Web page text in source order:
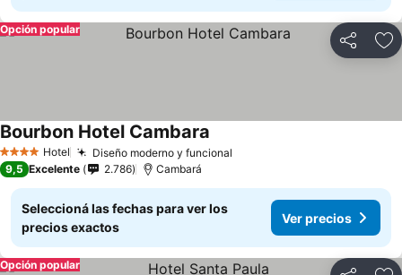
Compartir
Opción popular
4 EstrellasHotel Diseño moderno y funcional
Bourbon Hotel Cambara
9,5 Excelente 2.786 Cambará
Seleccioná las fechas para ver los
precios exactos
Ver precios
Opción popular